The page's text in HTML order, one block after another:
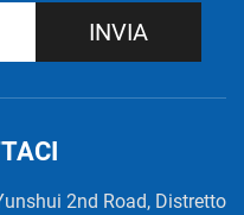
INVIA
2nd Road, Distretto